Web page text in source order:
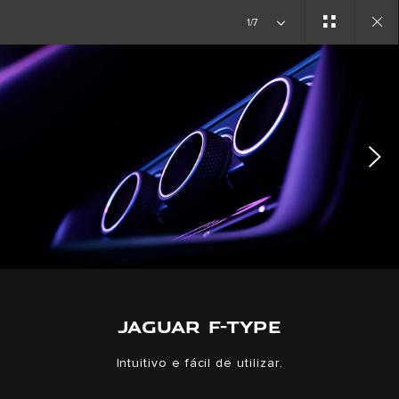
Copy nothing. Começa uma nova era
1/7
JAGUAR F-TYPE
Intuitivo e fácil de utilizar.